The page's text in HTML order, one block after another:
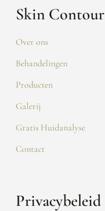
Skin Contour
Over ons
Behandelingen
Producten
Galerij
Gratis Huidanalyse
Contact
Privacybeleid